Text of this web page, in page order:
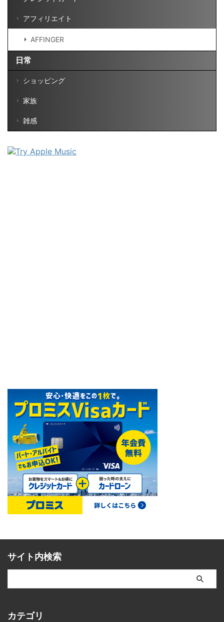
アフィリエイト
AFFINGER
日常
ショッピング
家族
雑感
サイト内検索
カテゴリ